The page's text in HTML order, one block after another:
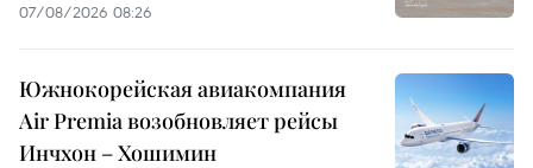
07/08/2026 08:26
Южнокорейская авиакомпания
Air Premia возобновляет рейсы
Инчхон – Хошимин